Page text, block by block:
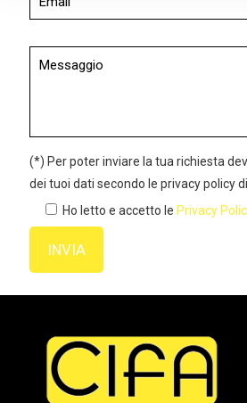
(*) Per poter inviare la tua richiesta
dei tuoi dati secondo le privacy policy
Ho letto e accetto le Privacy